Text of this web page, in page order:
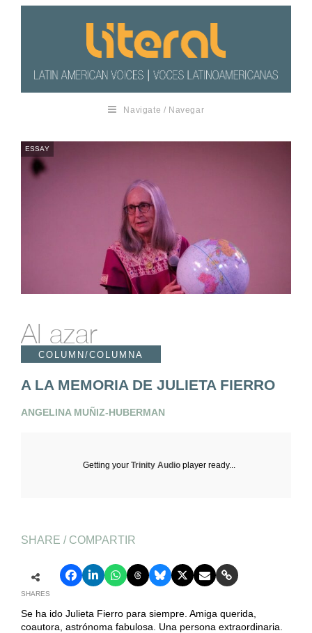
Navigate / Navegar
ESSAY
Al azar
COLUMN/COLUMNA
A LA MEMORIA DE JULIETA FIERRO
ANGELINA MUÑIZ-HUBERMAN
Getting yourTrinity Audio player ready...
SHARE / COMPARTIR
SHARES
Se ha ido Julieta Fierro para siempre. Amiga querida,
coautora, astrónoma fabulosa. Una persona extraordinaria.